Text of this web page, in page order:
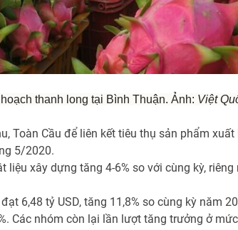
thanh long tại Bình Thuận. Ảnh: Việt
Toàn Cầu để liên kết tiêu thụ sản phẩm
5/2020.
liệu xây dựng tăng 4-6% so với cùng kỳ,
6,48 tỷ USD, tăng 11,8% so cùng kỳ năm
Các nhóm còn lại lần lượt tăng trưởng ở